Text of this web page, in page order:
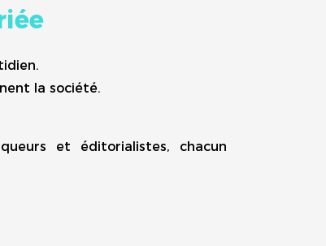
la société.
et éditorialistes, chacun